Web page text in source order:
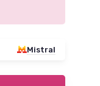
Mistral